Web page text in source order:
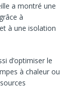
a montré une
à
à une isolation
d’optimiser le
à chaleur ou